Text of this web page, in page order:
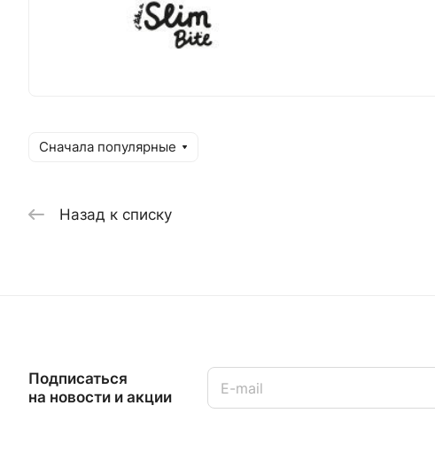
Сначала популярные
Назад к списку
Подписаться
на новости и акции